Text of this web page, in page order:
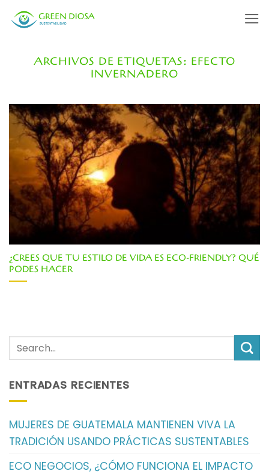
Saltar
ARCHIVOS DE ETIQUETAS: EFECTO
INVERNADERO
¿CREES QUE TU ESTILO DE VIDA ES ECO-FRIENDLY? QUÉ
PODES HACER
ENTRADAS RECIENTES
MUJERES DE GUATEMALA MANTIENEN VIVA LA
TRADICIÓN USANDO PRÁCTICAS SUSTENTABLES
ECO NEGOCIOS, ¿CÓMO FUNCIONA EL IMPACTO